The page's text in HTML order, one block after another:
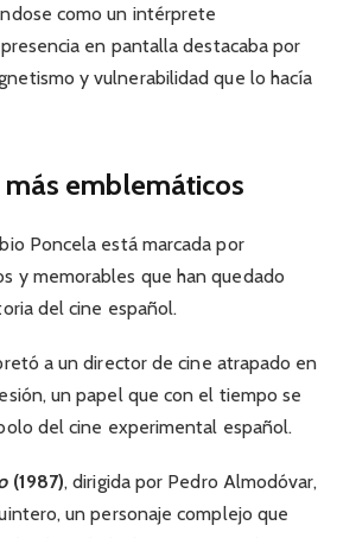
como un intérprete
en pantalla destacaba por
y vulnerabilidad que lo hacía
más emblemáticos
Poncela está marcada por
y memorables que han quedado
del cine español.
a un director de cine atrapado en
un papel que con el tiempo se
del cine experimental español.
(1987), dirigida por Pedro Almodóvar,
un personaje complejo que